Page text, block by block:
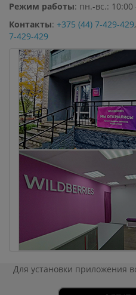
Режим работы: пн.-вс.: 10:00
Контакты: +375 (44) 7-429-429,
7-429-429
Для установки приложения